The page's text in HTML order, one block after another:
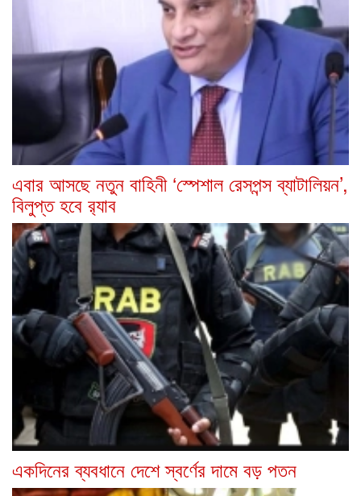
এবার আসছে নতুন বাহিনী ‘স্পেশাল রেসপন্স ব্যাটালিয়ন’,
বিলুপ্ত হবে র‍্যাব
একদিনের ব্যবধানে দেশে স্বর্ণের দামে বড় পতন